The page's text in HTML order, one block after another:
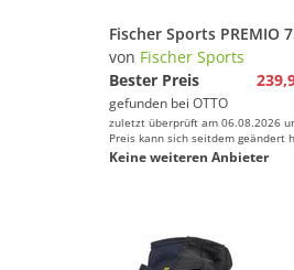
von Fischer Sports
Bester Preis
gefunden bei OTTO
zuletzt überprüft am 06.08.2026
Preis kann sich seitdem geändert
Keine weiteren Anbieter